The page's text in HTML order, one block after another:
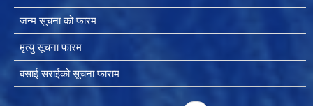
जन्म सूचना को फारम
मृत्यु सूचना फारम
बसाई सराईको सूचना फाराम